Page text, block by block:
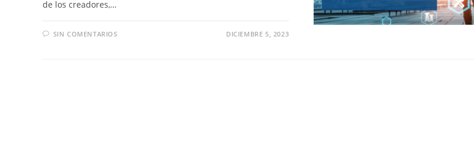
de los creadores,…
SIN COMENTARIOS DICIEMBRE 5, 2023